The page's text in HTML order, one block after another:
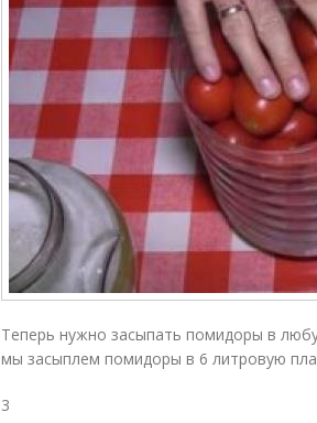
Теперь нужно засыпать помидоры в
мы засыплем помидоры в 6 литровую
3